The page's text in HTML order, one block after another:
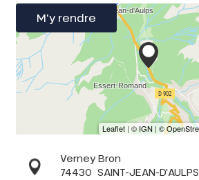
M'y rendre
Verney Bron
74430 SAINT-JEAN-D'AULPS